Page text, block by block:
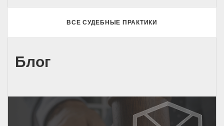
ВСЕ СУДЕБНЫЕ ПРАКТИКИ
Блог